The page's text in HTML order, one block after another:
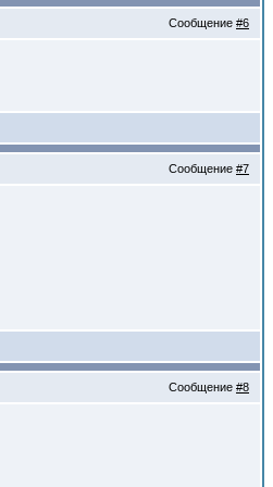
Сообщение #6
Сообщение #7
Сообщение #8